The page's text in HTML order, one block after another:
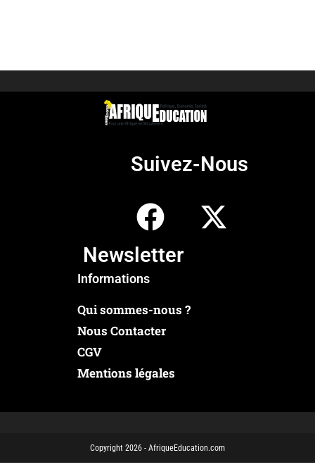
Suivez-Nous
Newsletter
Informations
Qui sommes-nous ?
Nous Contacter
CGV
Mentions légales
Copyright 2026 - AfriqueEducation.com